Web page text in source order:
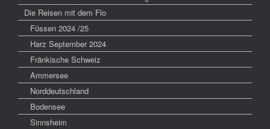
Die Reisen mit dem Flo
Füssen 2024 /25
Harz September 2024
Fränkische Schweiz
Ammersee
Norddeutschland
Bodensee
Sinnsheim